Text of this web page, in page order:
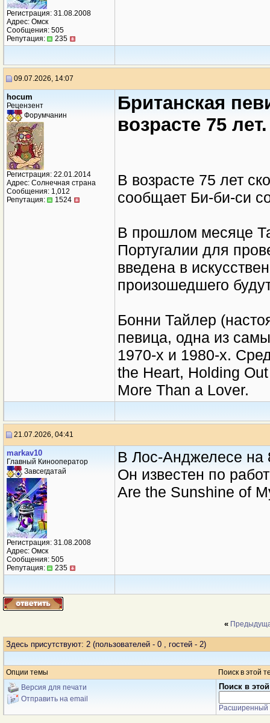
Регистрация: 31.08.2008
Адрес: Омск
Сообщения: 505
Репутация:
235
09.07.2026, 14:07
hocum
Рецензент
Форумчанин
Регистрация: 22.01.2014
Адрес: Солнечная страна
Сообщения: 1,012
Репутация:
1524
Британская
возрасте 75 лет.
В возрасте 75 лет
сообщает Би-би-си
В прошлом месяце
Португалии для
введена в
произошедшего
Бонни Тайлер
певица, одна из
1970-х и 1980-х.
the Heart, Holding
More Than a Lover.
21.07.2026, 04:41
markav10
Главный Кинооператор
Завсегдатай
Регистрация: 31.08.2008
Адрес: Омск
Сообщения: 505
Репутация:
235
В Лос-Анджелесе на
Он известен по
Are the Sunshine of
«
Здесь присутствуют: 2 (пользователей - 0 , гостей - 2)
Опции темы
Поиск в этой
Версия для печати
Отправить на email
Поиск в
Расширенный